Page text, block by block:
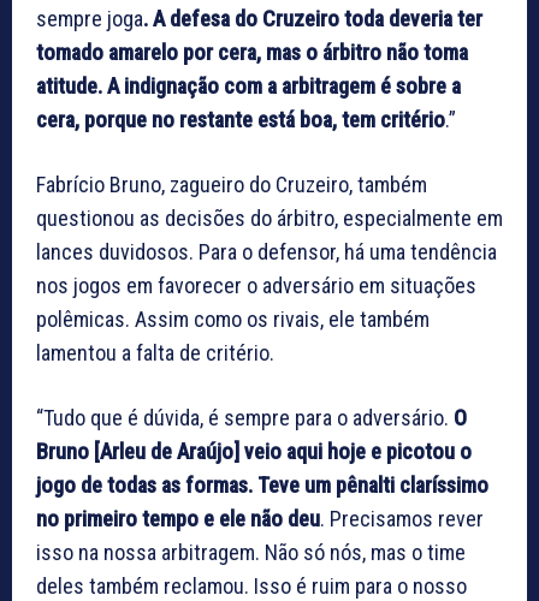
sempre joga. A defesa do Cruzeiro toda deveria ter
tomado amarelo por cera, mas o árbitro não toma
atitude. A indignação com a arbitragem é sobre a
cera, porque no restante está boa, tem critério.”
Fabrício Bruno, zagueiro do Cruzeiro, também
questionou as decisões do árbitro, especialmente em
lances duvidosos. Para o defensor, há uma tendência
nos jogos em favorecer o adversário em situações
polêmicas. Assim como os rivais, ele também
lamentou a falta de critério.
“Tudo que é dúvida, é sempre para o adversário. O
Bruno [Arleu de Araújo] veio aqui hoje e picotou o
jogo de todas as formas. Teve um pênalti claríssimo
no primeiro tempo e ele não deu. Precisamos rever
isso na nossa arbitragem. Não só nós, mas o time
deles também reclamou. Isso é ruim para o nosso